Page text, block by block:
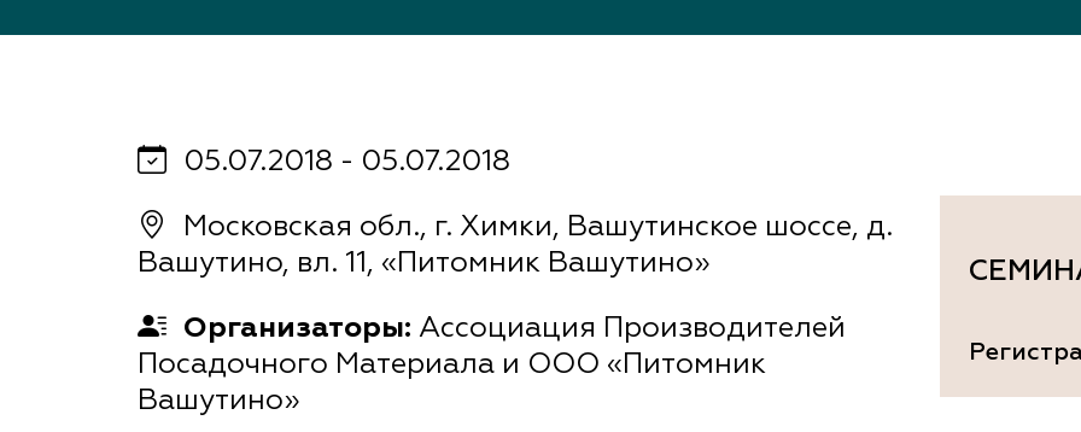
05.07.2018 - 05.07.2018
Московская обл., г. Химки, Вашутинское шоссе, д.
Вашутино, вл. 11, «Питомник Вашутино»
Организаторы: Ассоциация Производителей
Посадочного Материала и ООО «Питомник
Вашутино»